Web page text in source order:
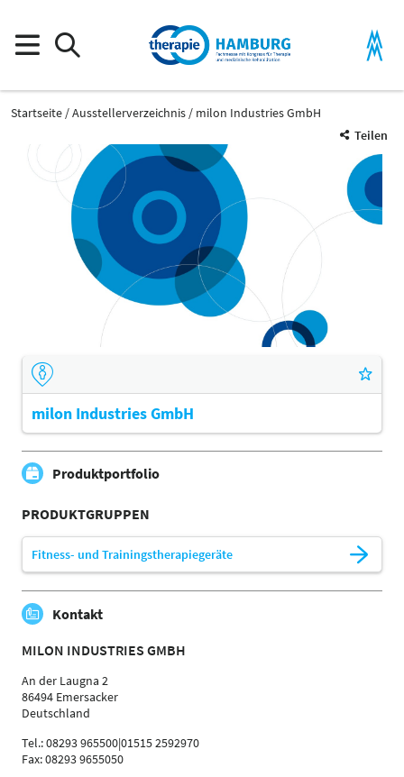
Startseite Ausstellerverzeichnis
milon Industries GmbH
Teilen
milon Industries GmbH
Produktportfolio
PRODUKTGRUPPEN
Fitness- und Trainingstherapiegeräte
Kontakt
MILON INDUSTRIES GMBH
An der Laugna 2
86494 Emersacker
Deutschland
Tel.: 08293 965500|01515 2592970
Fax: 08293 9655050